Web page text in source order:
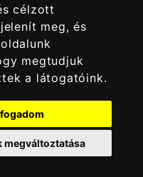
célzott
meg, és
megtudjuk
a látogatóink.
megváltoztatása